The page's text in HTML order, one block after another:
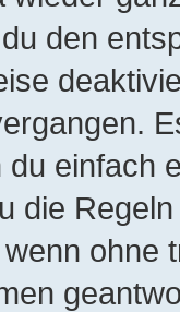
den
einfach
die
ohne